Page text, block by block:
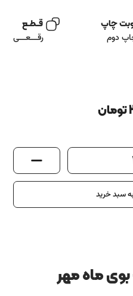
چاپ
دوم
قــطــع
رقـــعـــی
تومان
سبد خرید
ماه مهر